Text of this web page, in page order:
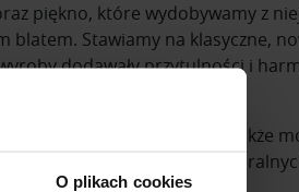
O plikach cookies
piękno, które wydobywamy z
blatem. Stawiamy na klasyczne,
dodawały przytulności i
industrialne, a także
w minimalistycznych,